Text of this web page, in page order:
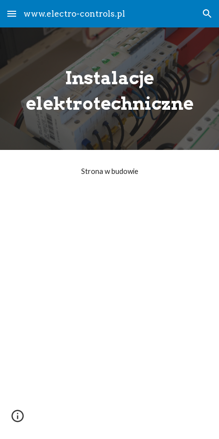
Skip to main content Skip to navigation
www.electro-controls.pl
Instalacje
elektrotechniczne
Strona w budowie